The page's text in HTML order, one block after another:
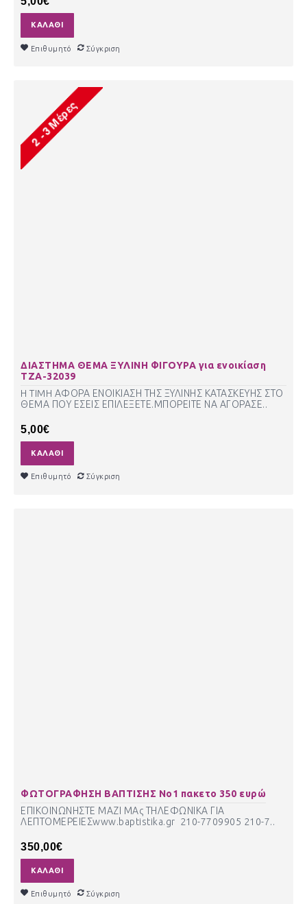
ΚΑΛΆΘΙ
Επιθυμητό Σύγκριση
ΔΙΑΣΤΗΜΑ ΘΕΜΑ ΞΥΛΙΝΗ ΦΙΓΟΥΡΑ για ενοικίαση
ΤΖΑ-32039
H TIMH ΑΦΟΡΑ ΕΝΟΙΚΙΑΣΗ ΤΗΣ ΞΥΛΙΝΗΣ ΚΑΤΑΣΚΕΥΗΣ ΣΤΟ
ΘΕΜΑ ΠΟΥ ΕΣΕΙΣ ΕΠΙΛΕΞΕΤΕ.ΜΠΟΡΕΙΤΕ ΝΑ ΑΓΟΡΑΣΕ..
5,00€
ΚΑΛΆΘΙ
Επιθυμητό Σύγκριση
ΦΩΤΟΓΡΑΦΗΣΗ ΒΑΠΤΙΣΗΣ Νο1 πακετο 350 ευρώ
ΕΠΙΚΟΙΝΩΝΗΣΤΕ ΜΑΖΙ ΜΑς ΤΗΛΕΦΩΝΙΚΑ ΓΙΑ
ΛΕΠΤΟΜΕΡΕΙΕΣwww.baptistika.gr 210-7709905 210-7..
350,00€
ΚΑΛΆΘΙ
Επιθυμητό Σύγκριση